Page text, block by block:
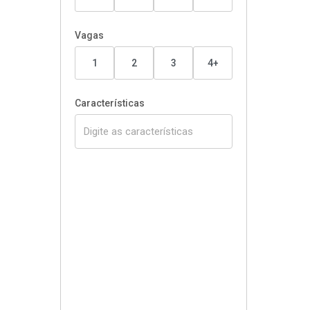
Vagas
1 2 3 4+
Características